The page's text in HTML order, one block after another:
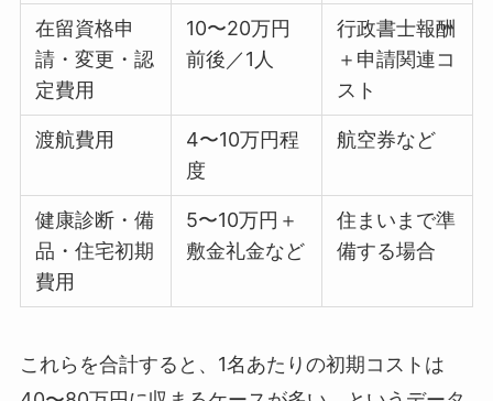
在留資格申
請・変更・認
定費用
10〜20万円
前後／1人
行政書士報酬
＋申請関連コ
スト
渡航費用
4〜10万円程
度
航空券など
健康診断・備
品・住宅初期
費用
5〜10万円＋
敷金礼金など
住まいまで準
備する場合
これらを合計すると、1名あたりの初期コストは